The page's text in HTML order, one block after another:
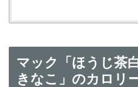
マック「ほうじ茶
きなこ」のカロリ